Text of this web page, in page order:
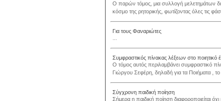
Ο παρών τόμος, μια συλλογή μελετημάτων
κόσμο της ρητορικής, φωτίζοντας όλες τις
Για τους Φαναριώτες
Συμφραστικός πίνακας λέξεων στο ποιητικό
Ο τόμος αυτός περιλαμβάνει συμφραστικό
Γιώργου Σεφέρη, δηλαδή για τα Ποιήματα ,
Σύγχρονη παιδική ποίηση
Σήμερα η παιδική ποίηση διαφοροποιείται